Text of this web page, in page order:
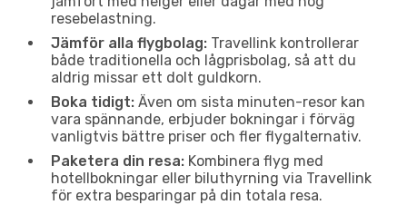
resebelastning.
Jämför alla flygbolag: Travellink kontrollerar
både traditionella och lågprisbolag, så att du
aldrig missar ett dolt guldkorn.
Boka tidigt: Även om sista minuten-resor kan
vara spännande, erbjuder bokningar i förväg
vanligtvis bättre priser och fler flygalternativ.
Paketera din resa: Kombinera flyg med
hotellbokningar eller biluthyrning via Travellink
för extra besparingar på din totala resa.